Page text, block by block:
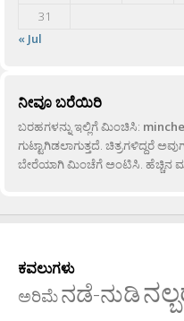
31
« Jul
ನೀವೂ ಬರೆಯಿರಿ
ಬರಹಗಳನ್ನು ಇಲ್ಲಿಗೆ ಮಿಂಚಿಸಿ:
ಗುಟ್ಟಾಗಿಡಲಾಗುತ್ತದೆ. ಚಿತ್ರಗಳಿದ್ದರೆ
ಬೇರೆಯಾಗಿ ಮಿಂಚೆಗೆ ಅಂಟಿಸಿ. ಹೆಚ್ಚಿನ
ಕವಲುಗಳು
ಅರಿಮೆನಡೆ-ನುಡಿ